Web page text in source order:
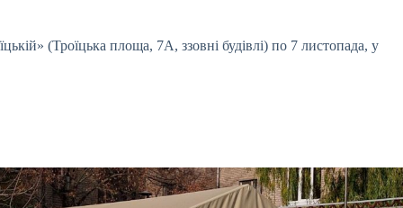
(Троїцька площа, 7А, ззовні будівлі) по 7 листопада, у